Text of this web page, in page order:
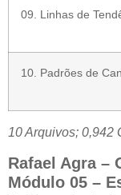
09. Linhas de
10. Padrões de
10 Arquivos; 0,942
Rafael Agra –
Módulo 05 –